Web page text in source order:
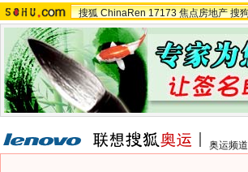
搜狐 ChinaRen 17173 焦点房地产 搜
奥运频